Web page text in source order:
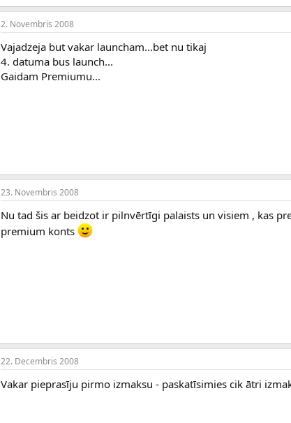
2. Novembris 2008
Vajadzeja but vakar launcham...bet nu tikaj
4. datuma bus launch...
Gaidam Premiumu...
23. Novembris 2008
Nu tad šis ar beidzot ir pilnvērtīgi palaists un visiem , kas
premium konts
22. Decembris 2008
Vakar pieprasīju pirmo izmaksu - paskatīsimies cik ātri